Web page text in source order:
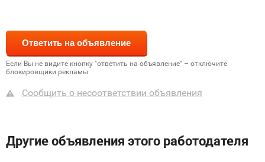
Если Вы не видите кнопку "ответить на объявление" – отключите
блокировщики рекламы
Сообщить о несоответствии объявления
Другие объявления этого работодателя